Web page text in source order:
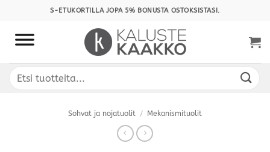
content
S-ETUKORTILLA JOPA 5% BONUSTA OSTOKSISTASI.
Etsi:
Sohvat ja nojatuolit / Mekanismituolit